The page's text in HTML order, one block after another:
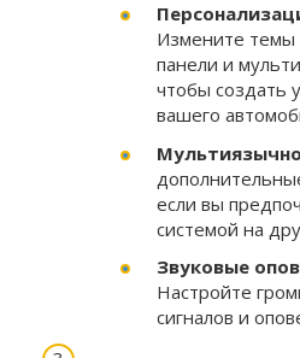
Измените
панели и
чтобы создать
вашего
если вы
системой на
Звуковые
Настройте
сигналов и